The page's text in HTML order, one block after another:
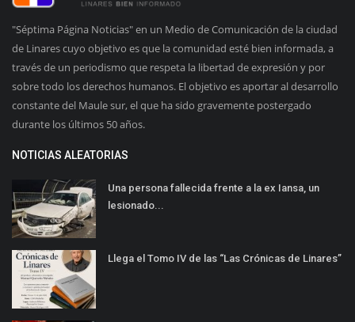
"Séptima Página Noticias" en un Medio de Comunicación de la ciudad
de Linares cuyo objetivo es que la comunidad esté bien informada, a
través de un periodismo que respeta la libertad de expresión y por
sobre todo los derechos humanos. El objetivo es aportar al desarrollo
constante del Maule sur, el que ha sido gravemente postergado
durante los últimos 50 años.
NOTICIAS ALEATORIAS
Una persona fallecida frente a la ex Iansa, un
lesionado...
Llega el Tomo IV de las “Las Crónicas de Linares”